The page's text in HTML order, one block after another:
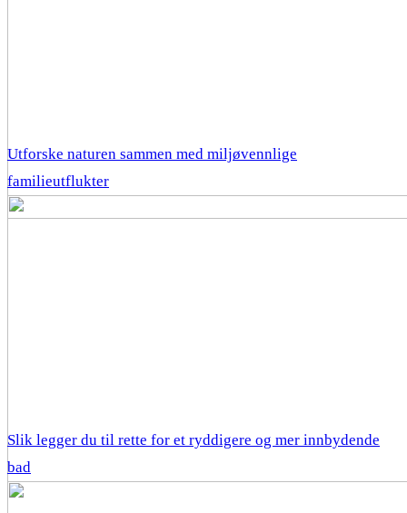
Utforske naturen sammen med miljøvennlige
familieutflukter
Slik legger du til rette for et ryddigere og mer innbydende
bad